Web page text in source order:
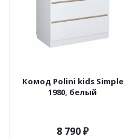
Комод Polini kids Simple
1980, белый
8 790₽